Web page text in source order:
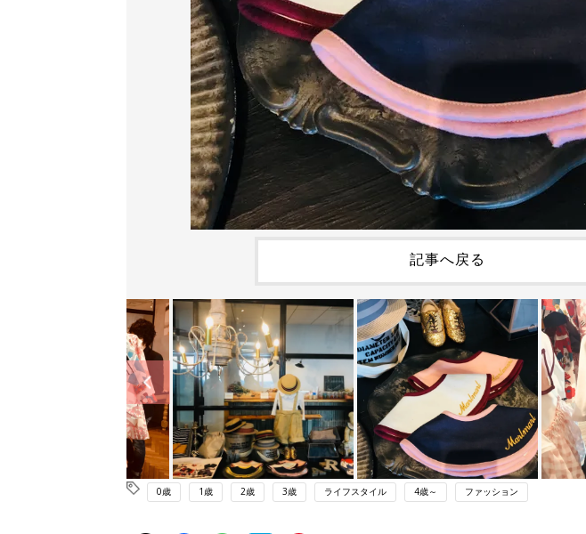
記事へ戻る
0歳 1歳 2歳 3歳 ライフスタイル 4歳～ ファッション